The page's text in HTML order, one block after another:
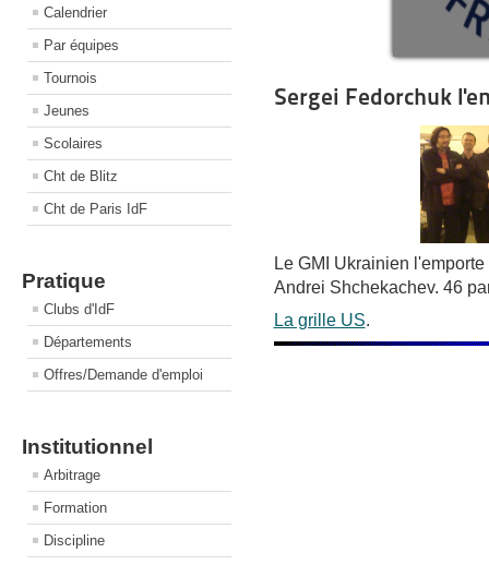
Calendrier
Par équipes
Tournois
Jeunes
Scolaires
Cht de Blitz
Cht de Paris IdF
Pratique
Clubs d'IdF
Départements
Offres/Demande d'emploi
Institutionnel
Arbitrage
Formation
Discipline
Sergei Fedorchuk
Le GMI Ukrainien
Andrei Shchekachev. 46
La grille US.